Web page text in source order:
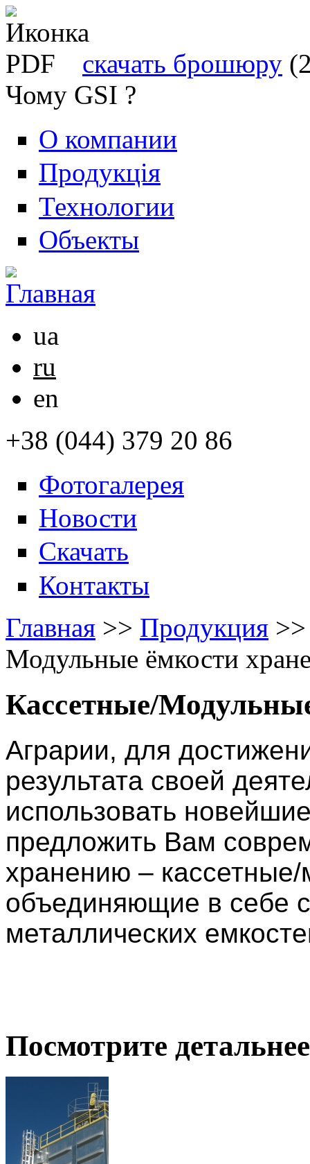
скачать брошюру
Чому GSI ?
О компании
Продукція
Технологии
Объекты
ua
ru
en
+38 (044) 379 20 86
Фотогалерея
Новости
Скачать
Контакты
Главная >> Продукция >>
Модульные ёмкости
Кассетные/
Аграрии, для
результата своей
использовать
предложить Вам
хранению – к
объединяющие в себе
металлических
Посмотрите детальнее